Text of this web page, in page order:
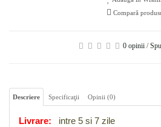
Compară
0 opinii /
Descriere Specificaţii Opinii (0)
Livrare:
intre 5 si 7 zile